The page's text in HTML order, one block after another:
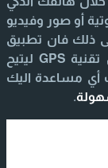
أو صور وفيديو
ذلك فان تطبيق
واتساب يتيح لك ارسال موقعك من خلال تقنية GPS ليتيح
أي مساعدة اليك
.